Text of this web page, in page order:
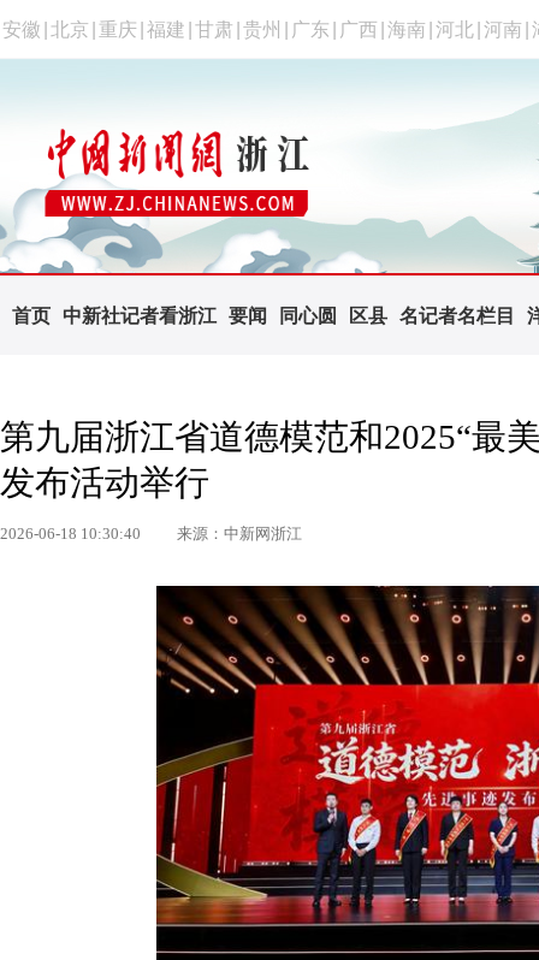
安徽 北京 重庆 福建 甘肃 贵州 广东 广西 海南 河北 河南
首页 中新社记者看浙江 要闻 同心圆 区县 名记者名栏目
第九届浙江省道德模范和2025“最
发布活动举行
2026-06-18 10:30:40 来源：中新网浙江